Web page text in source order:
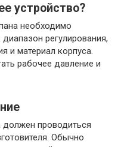
устройство?
необходимо
регулирования,
и материал корпуса.
рабочее давление и
проводиться
Обычно